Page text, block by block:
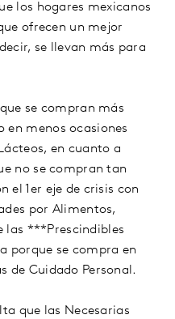
los hogares mexicanos
ofrecen un mejor
se llevan más para
se compran más
en menos ocasiones
en cuanto a
no se compran tan
el 1er eje de crisis con
por Alimentos,
las ***Prescindibles
porque se compra en
de Cuidado Personal.
que las Necesarias